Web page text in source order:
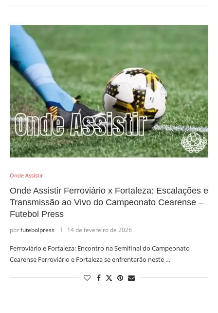
Onde Assistir
Onde Assistir Ferroviário x Fortaleza: Escalações e
Transmissão ao Vivo do Campeonato Cearense –
Futebol Press
porfutebolpress 14 de fevereiro de 2026
Ferroviário e Fortaleza: Encontro na Semifinal do Campeonato
Cearense Ferroviário e Fortaleza se enfrentarão neste …